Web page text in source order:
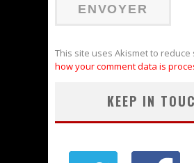
This site uses Akismet to reduce
how your comment data is
KEEP IN